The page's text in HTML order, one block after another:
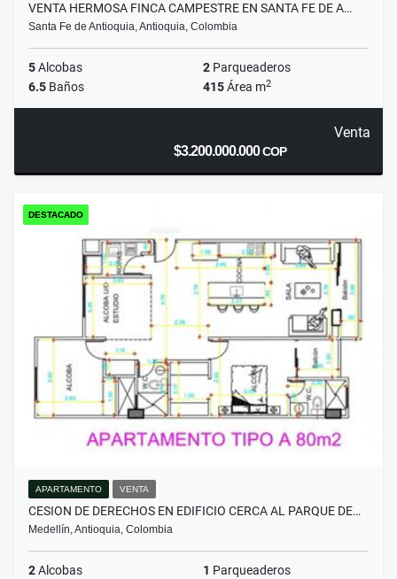
VENTA HERMOSA FINCA CAMPESTRE EN SANTA FE DE A…
Santa Fe de Antioquia, Antioquia, Colombia
5Alcobas 2 Parqueaderos
6.5 Baños 415Área m2
Venta
$3.200.000.000COP
DESTACADO
APARTAMENTO VENTA
CESION DE DERECHOS EN EDIFICIO CERCA AL PARQUE DE…
Medellín, Antioquia, Colombia
2Alcobas 1 Parqueaderos